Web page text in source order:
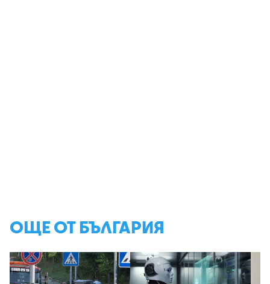
ОЩЕ ОТ БЪЛГАРИЯ